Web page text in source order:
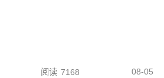
阅读 7168 08-05